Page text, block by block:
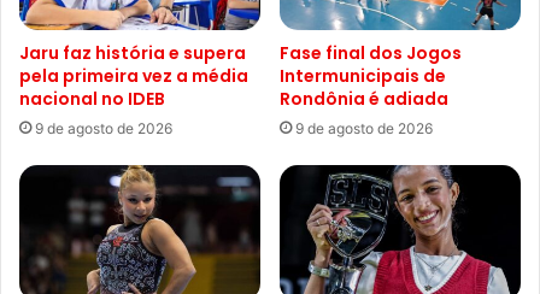
Jaru faz história e supera
pela primeira vez a média
nacional no IDEB
9 de agosto de 2026
Fase final dos Jogos
Intermunicipais de
Rondônia é adiada
9 de agosto de 2026